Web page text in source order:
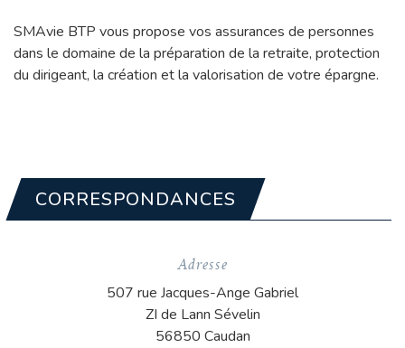
SMAvie BTP vous propose vos assurances de personnes
dans le domaine de la préparation de la retraite, protection
du dirigeant, la création et la valorisation de votre épargne.
CORRESPONDANCES
Adresse
507 rue Jacques-Ange Gabriel
ZI de Lann Sévelin
56850 Caudan